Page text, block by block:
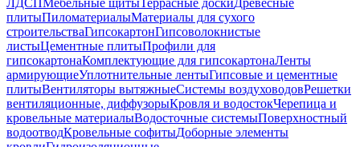
ЛДСПМебельные щитыТеррасные доскиДревесные
плитыПиломатериалыМатериалы для сухого
строительстваГипсокартонГипсоволокнистые
листыЦементные плитыПрофили для
гипсокартонаКомплектующие для гипсокартонаЛенты
армирующиеУплотнительные лентыГипсовые и цементные
плитыВентиляторы вытяжныеСистемы воздуховодовРешетки
вентиляционные, диффузорыКровля и водостокЧерепица и
кровельные материалыВодосточные системыПоверхностный
водоотводКровельные софитыДоборные элементы